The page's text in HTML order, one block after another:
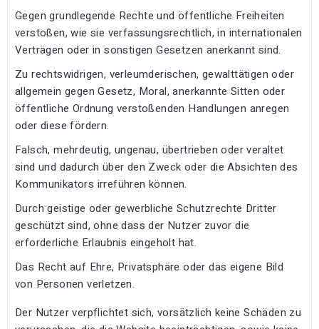
Gegen grundlegende Rechte und öffentliche Freiheiten
verstoßen, wie sie verfassungsrechtlich, in internationalen
Verträgen oder in sonstigen Gesetzen anerkannt sind.
Zu rechtswidrigen, verleumderischen, gewalttätigen oder
allgemein gegen Gesetz, Moral, anerkannte Sitten oder
öffentliche Ordnung verstoßenden Handlungen anregen
oder diese fördern.
Falsch, mehrdeutig, ungenau, übertrieben oder veraltet
sind und dadurch über den Zweck oder die Absichten des
Kommunikators irreführen können.
Durch geistige oder gewerbliche Schutzrechte Dritter
geschützt sind, ohne dass der Nutzer zuvor die
erforderliche Erlaubnis eingeholt hat.
Das Recht auf Ehre, Privatsphäre oder das eigene Bild
von Personen verletzen.
Der Nutzer verpflichtet sich, vorsätzlich keine Schäden zu